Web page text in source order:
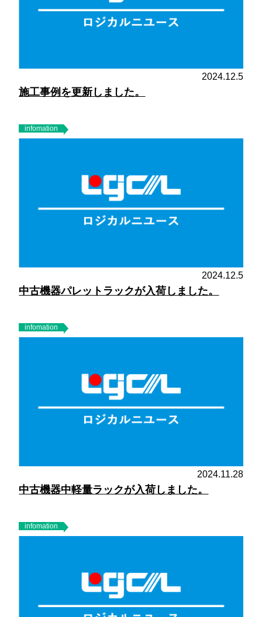
2024.12.5
施工事例を更新しました。
infomation
2024.12.5
中古機器パレットラックが入荷しました。
infomation
2024.11.28
中古機器中軽量ラックが入荷しました。
infomation